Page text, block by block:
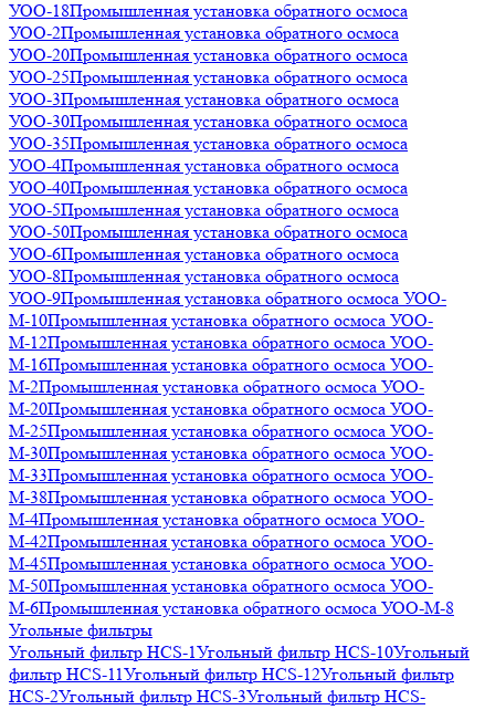
УОО-18Промышленная установка обратного осмоса
УОО-2Промышленная установка обратного осмоса
УОО-20Промышленная установка обратного осмоса
УОО-25Промышленная установка обратного осмоса
УОО-3Промышленная установка обратного осмоса
УОО-30Промышленная установка обратного осмоса
УОО-35Промышленная установка обратного осмоса
УОО-4Промышленная установка обратного осмоса
УОО-40Промышленная установка обратного осмоса
УОО-5Промышленная установка обратного осмоса
УОО-50Промышленная установка обратного осмоса
УОО-6Промышленная установка обратного осмоса
УОО-8Промышленная установка обратного осмоса
УОО-9Промышленная установка обратного осмоса УОО-
М-10Промышленная установка обратного осмоса УОО-
М-12Промышленная установка обратного осмоса УОО-
М-16Промышленная установка обратного осмоса УОО-
М-2Промышленная установка обратного осмоса УОО-
М-20Промышленная установка обратного осмоса УОО-
М-25Промышленная установка обратного осмоса УОО-
М-30Промышленная установка обратного осмоса УОО-
М-33Промышленная установка обратного осмоса УОО-
М-38Промышленная установка обратного осмоса УОО-
М-4Промышленная установка обратного осмоса УОО-
М-42Промышленная установка обратного осмоса УОО-
М-45Промышленная установка обратного осмоса УОО-
М-50Промышленная установка обратного осмоса УОО-
М-6Промышленная установка обратного осмоса УОО-М-8
Угольные фильтры
Угольный фильтр HСS-1Угольный фильтр HСS-10Угольный
фильтр HСS-11Угольный фильтр HСS-12Угольный фильтр
HСS-2Угольный фильтр HСS-3Угольный фильтр HСS-